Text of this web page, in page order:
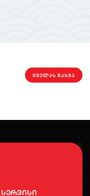
ᲧᲕᲔᲚᲐᲡ ᲜᲐᲮᲕᲐ